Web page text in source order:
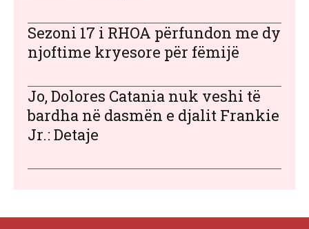
Sezoni 17 i RHOA përfundon me dy
njoftime kryesore për fëmijë
Jo, Dolores Catania nuk veshi të
bardha në dasmën e djalit Frankie
Jr.: Detaje